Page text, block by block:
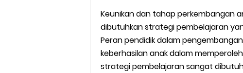
Keunikan dan tahap perkembangan
dibutuhkan strategi pembelajaran
Peran pendidik dalam
keberhasilan anak dalam
strategi pembelajaran sangat